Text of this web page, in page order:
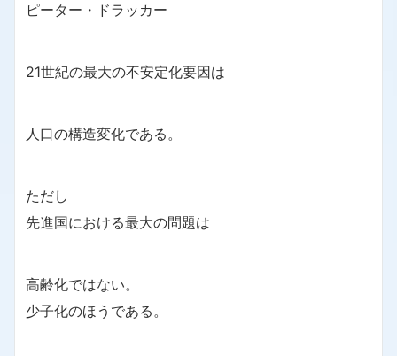
ピーター・ドラッカー
21世紀の最大の不安定化要因は
人口の構造変化である。
ただし
先進国における最大の問題は
高齢化ではない。
少子化のほうである。